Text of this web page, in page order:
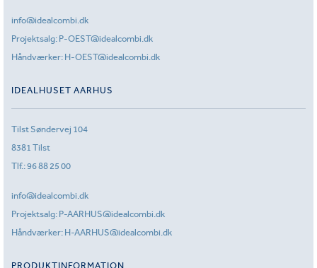
info@idealcombi.dk
Projektsalg: P-OEST@idealcombi.dk
Håndværker: H-OEST@idealcombi.dk
IDEALHUSET AARHUS
Tilst Søndervej 104
8381 Tilst
Tlf.:96 88 25 00
info@idealcombi.dk
Projektsalg: P-AARHUS@idealcombi.dk
Håndværker: H-AARHUS@idealcombi.dk
PRODUKTINFORMATION